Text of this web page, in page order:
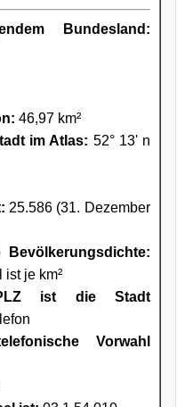
Bundesland:
46,97 km²
im Atlas: 52° 13' n
25.586 (31. Dezember
je km²
ist die Stadt
Vorwahl